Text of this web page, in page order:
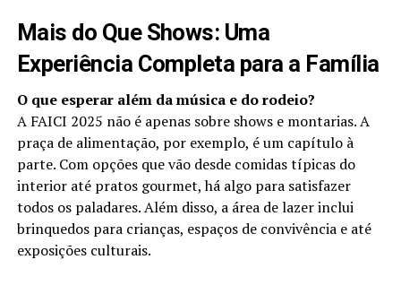
Mais do Que Shows: Uma
Experiência Completa para a Família
O que esperar além da música e do rodeio?
A FAICI 2025 não é apenas sobre shows e montarias. A
praça de alimentação, por exemplo, é um capítulo à
parte. Com opções que vão desde comidas típicas do
interior até pratos gourmet, há algo para satisfazer
todos os paladares. Além disso, a área de lazer inclui
brinquedos para crianças, espaços de convivência e até
exposições culturais.